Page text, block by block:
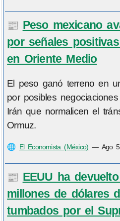
📰 Peso mexicano
por señales
en Oriente Medio
El peso ganó terreno en
por posibles
Irán que normalicen el
Ormuz.
🌐 El Economista (México) — Ago
📰 EEUU ha
millones de dólares
tumbados por el